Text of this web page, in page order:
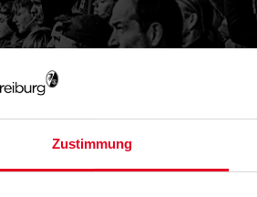
Zustimmung
langjährigen Fan Andreas Dietz. Er
bei dem er einen Herz-Kreislauf-